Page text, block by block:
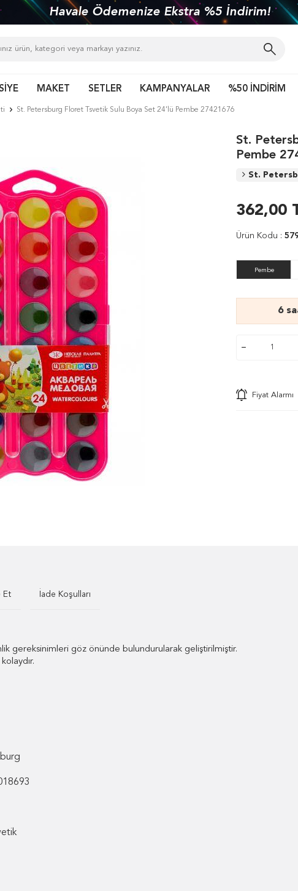
Havale Ödemenize Ekstra %5 İndirim!
MAKET SETLER KAMPANYALAR %50 İNDİRİM
St. Petersburg Floret Tsvetik Sulu Boya Set 24’lü Pembe 27421676
St.
Pembe
St.
362,00
Ürün Kodu :
Pembe
6
Fiyat Alarmı
Et İade Koşulları
gereksinimleri göz önünde bulundurularak geliştirilmiştir.
kolaydır.